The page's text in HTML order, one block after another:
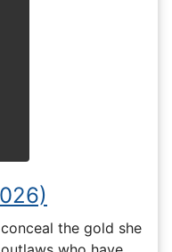
the gold she